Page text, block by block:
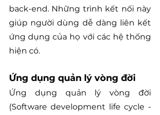
back-end. Những trình kết nối này
giúp người dùng dễ dàng liên kết
ứng dụng của họ với các hệ thống
hiện có.
Ứng dụng quản lý vòng đời
Ứng dụng quản lý vòng đời
(Software development life cycle -